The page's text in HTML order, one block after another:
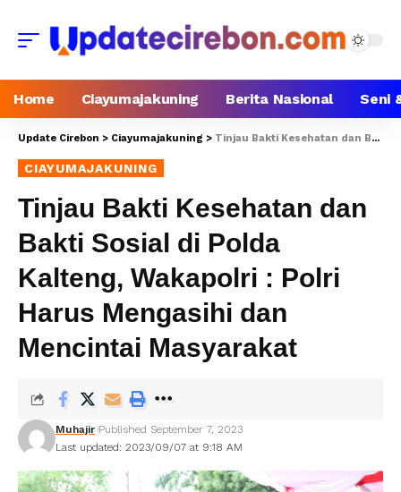
Home Ciayumajakuning Berita Nasional Seni
Update Cirebon > Ciayumajakuning > Tinjau Bakti Kesehatan dan Bakti Sosial di Polda Kalteng, Wakapolri : Polri Harus Mengasihi dan Mencintai Masyarakat
CIAYUMAJAKUNING
Tinjau Bakti Kesehatan dan
Bakti Sosial di Polda
Kalteng, Wakapolri : Polri
Harus Mengasihi dan
Mencintai Masyarakat
Last updated: 2023/09/07 at 9:18 AM
Muhajir Published September 7, 2023